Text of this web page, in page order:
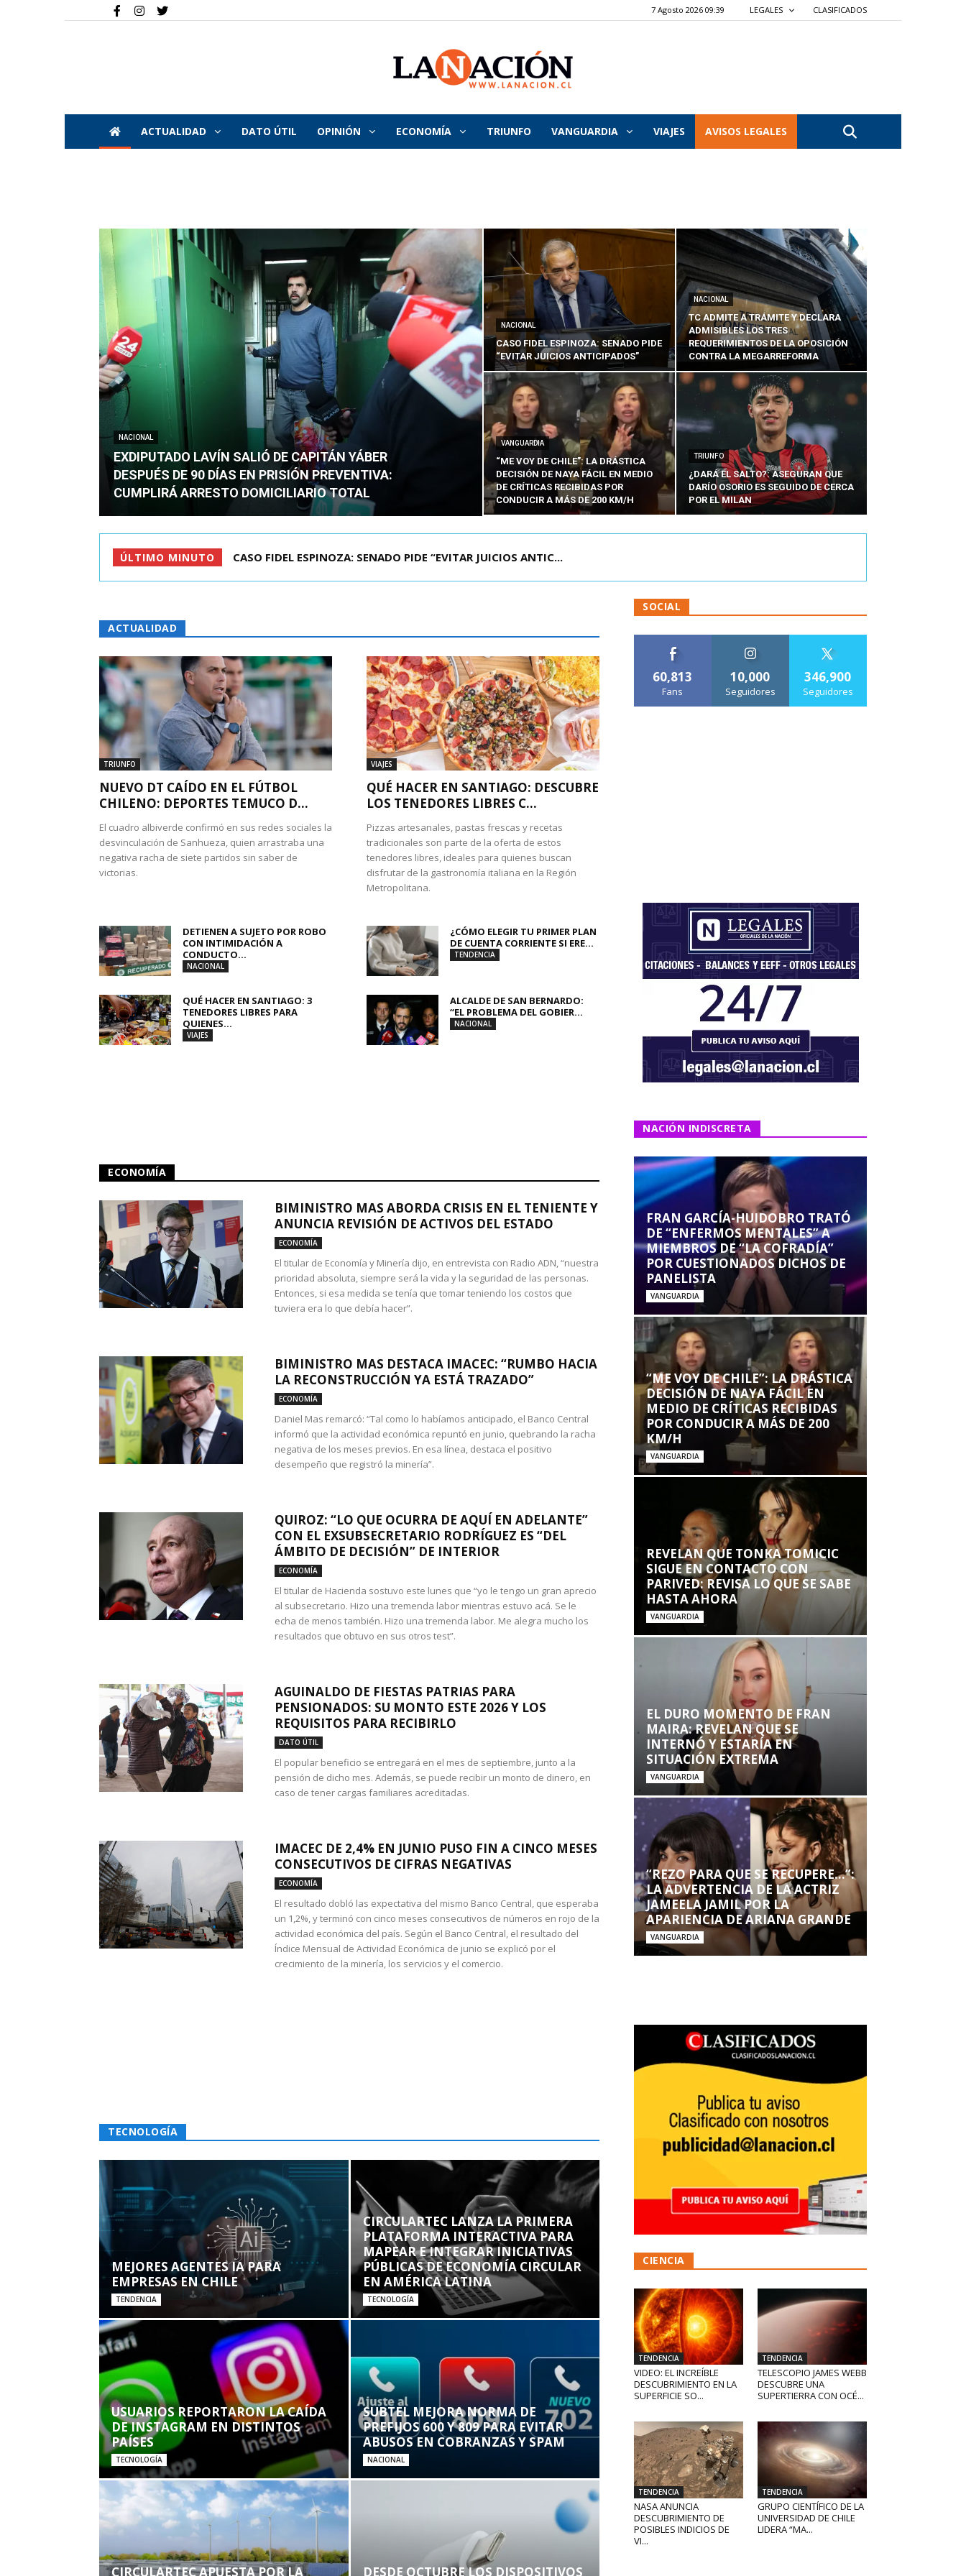
7 Agosto 2026 09:39 LEGALES CLASIFICADOS
La
Nación
ACTUALIDAD DATO ÚTIL OPINIÓN ECONOMÍA TRIUNFO VANGUARDIA VIAJES AVISOS LEGALES
NACIONAL
EXDIPUTADO LAVÍN SALIÓ DE CAPITÁN YÁBER
DESPUÉS DE 90 DÍAS EN PRISIÓN PREVENTIVA:
CUMPLIRÁ ARRESTO DOMICILIARIO TOTAL
NACIONAL
CASO FIDEL ESPINOZA: SENADO PIDE
“EVITAR JUICIOS ANTICIPADOS”
NACIONAL
TC ADMITE A TRÁMITE Y DECLARA
ADMISIBLES LOS TRES
REQUERIMIENTOS DE LA OPOSICIÓN
CONTRA LA MEGARREFORMA
VANGUARDIA
“ME VOY DE CHILE”: LA DRÁSTICA
DECISIÓN DE NAYA FÁCIL EN MEDIO
DE CRÍTICAS RECIBIDAS POR
CONDUCIR A MÁS DE 200 KM/H
TRIUNFO
¿DARÁ EL SALTO?: ASEGURAN QUE
DARÍO OSORIO ES SEGUIDO DE CERCA
POR EL MILAN
ÚLTIMO MINUTO TC ADMITE A TRÁMITE Y DECLARA ADMISIBLES LOS TRES REQU...
ACTUALIDAD
TRIUNFO
NUEVO DT CAÍDO EN EL FÚTBOL
CHILENO: DEPORTES TEMUCO D...
El cuadro albiverde confirmó en sus redes sociales la
desvinculación de Sanhueza, quien arrastraba una
negativa racha de siete partidos sin saber de
victorias.
VIAJES
QUÉ HACER EN SANTIAGO: DESCUBRE
LOS TENEDORES LIBRES C...
Pizzas artesanales, pastas frescas y recetas
tradicionales son parte de la oferta de estos
tenedores libres, ideales para quienes buscan
disfrutar de la gastronomía italiana en la Región
Metropolitana.
DETIENEN A SUJETO POR ROBO
CON INTIMIDACIÓN A
CONDUCTO...
NACIONAL
¿CÓMO ELEGIR TU PRIMER PLAN
DE CUENTA CORRIENTE SI ERE...
TENDENCIA
QUÉ HACER EN SANTIAGO: 3
TENEDORES LIBRES PARA
QUIENES...
VIAJES
ALCALDE DE SAN BERNARDO:
“EL PROBLEMA DEL GOBIER...
NACIONAL
ECONOMÍA
BIMINISTRO MAS ABORDA CRISIS EN EL TENIENTE Y
ANUNCIA REVISIÓN DE ACTIVOS DEL ESTADO
ECONOMÍA
El titular de Economía y Minería dijo, en entrevista con Radio ADN, “nuestra
prioridad absoluta, siempre será la vida y la seguridad de las personas.
Entonces, si esa medida se tenía que tomar teniendo los costos que
tuviera era lo que debía hacer”.
BIMINISTRO MAS DESTACA IMACEC: “RUMBO HACIA
LA RECONSTRUCCIÓN YA ESTÁ TRAZADO”
ECONOMÍA
Daniel Mas remarcó: “Tal como lo habíamos anticipado, el Banco Central
informó que la actividad económica repuntó en junio, quebrando la racha
negativa de los meses previos. En esa línea, destaca el positivo
desempeño que registró la minería”.
QUIROZ: “LO QUE OCURRA DE AQUÍ EN ADELANTE”
CON EL EXSUBSECRETARIO RODRÍGUEZ ES “DEL
ÁMBITO DE DECISIÓN” DE INTERIOR
ECONOMÍA
El titular de Hacienda sostuvo este lunes que “yo le tengo un gran aprecio
al subsecretario. Hizo una tremenda labor mientras estuvo acá. Se le
echa de menos también. Hizo una tremenda labor. Me alegra mucho los
resultados que obtuvo en sus otros test”.
AGUINALDO DE FIESTAS PATRIAS PARA
PENSIONADOS: SU MONTO ESTE 2026 Y LOS
REQUISITOS PARA RECIBIRLO
DATO ÚTIL
El popular beneficio se entregará en el mes de septiembre, junto a la
pensión de dicho mes. Además, se puede recibir un monto de dinero, en
caso de tener cargas familiares acreditadas.
IMACEC DE 2,4% EN JUNIO PUSO FIN A CINCO MESES
CONSECUTIVOS DE CIFRAS NEGATIVAS
ECONOMÍA
El resultado dobló las expectativa del mismo Banco Central, que esperaba
un 1,2%, y terminó con cinco meses consecutivos de números en rojo de la
actividad económica del país. Según el Banco Central, el resultado del
Índice Mensual de Actividad Económica de junio se explicó por el
crecimiento de la minería, los servicios y el comercio.
TECNOLOGÍA
MEJORES AGENTES IA PARA
EMPRESAS EN CHILE
TENDENCIA
CIRCULARTEC LANZA LA PRIMERA
PLATAFORMA INTERACTIVA PARA
MAPEAR E INTEGRAR INICIATIVAS
PÚBLICAS DE ECONOMÍA CIRCULAR
EN AMÉRICA LATINA
TECNOLOGÍA
USUARIOS REPORTARON LA CAÍDA
DE INSTAGRAM EN DISTINTOS
PAÍSES
TECNOLOGÍA
SUBTEL MEJORA NORMA DE
PREFIJOS 600 Y 809 PARA EVITAR
ABUSOS EN COBRANZAS Y SPAM
NACIONAL
CIRCULARTEC APUESTA POR LA DESDE OCTUBRE LOS DISPOSITIVOS
SOCIAL
60,813
Fans
10,000
Seguidores
346,900
Seguidores
NACIÓN INDISCRETA
FRAN GARCÍA-HUIDOBRO TRATÓ
DE “ENFERMOS MENTALES” A
MIEMBROS DE “LA COFRADÍA”
POR CUESTIONADOS DICHOS DE
PANELISTA
VANGUARDIA
“ME VOY DE CHILE”: LA DRÁSTICA
DECISIÓN DE NAYA FÁCIL EN
MEDIO DE CRÍTICAS RECIBIDAS
POR CONDUCIR A MÁS DE 200
KM/H
VANGUARDIA
REVELAN QUE TONKA TOMICIC
SIGUE EN CONTACTO CON
PARIVED: REVISA LO QUE SE SABE
HASTA AHORA
VANGUARDIA
EL DURO MOMENTO DE FRAN
MAIRA: REVELAN QUE SE
INTERNÓ Y ESTARÍA EN
SITUACIÓN EXTREMA
VANGUARDIA
“REZO PARA QUE SE RECUPERE…”:
LA ADVERTENCIA DE LA ACTRIZ
JAMEELA JAMIL POR LA
APARIENCIA DE ARIANA GRANDE
VANGUARDIA
CIENCIA
TENDENCIA
VIDEO: EL INCREÍBLE
DESCUBRIMIENTO EN LA
SUPERFICIE SO...
TENDENCIA
TELESCOPIO JAMES WEBB
DESCUBRE UNA
SUPERTIERRA CON OCÉ...
TENDENCIA
NASA ANUNCIA
DESCUBRIMIENTO DE
POSIBLES INDICIOS DE
VI...
TENDENCIA
GRUPO CIENTÍFICO DE LA
UNIVERSIDAD DE CHILE
LIDERA “MA...